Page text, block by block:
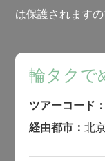
は保護されます
輪タクで
ツアーコード
経由都市：北